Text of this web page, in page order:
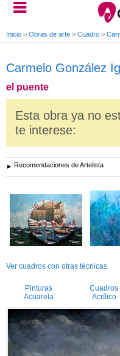
Inicio > Obras de arte > Cuadro >
Carmelo González
el puente
Esta obra ya no
te interese:
Recomendaciones de Artelista
Ver cuadros con otras técnicas
Pinturas
Acuarela
Cuadros
Acrílico